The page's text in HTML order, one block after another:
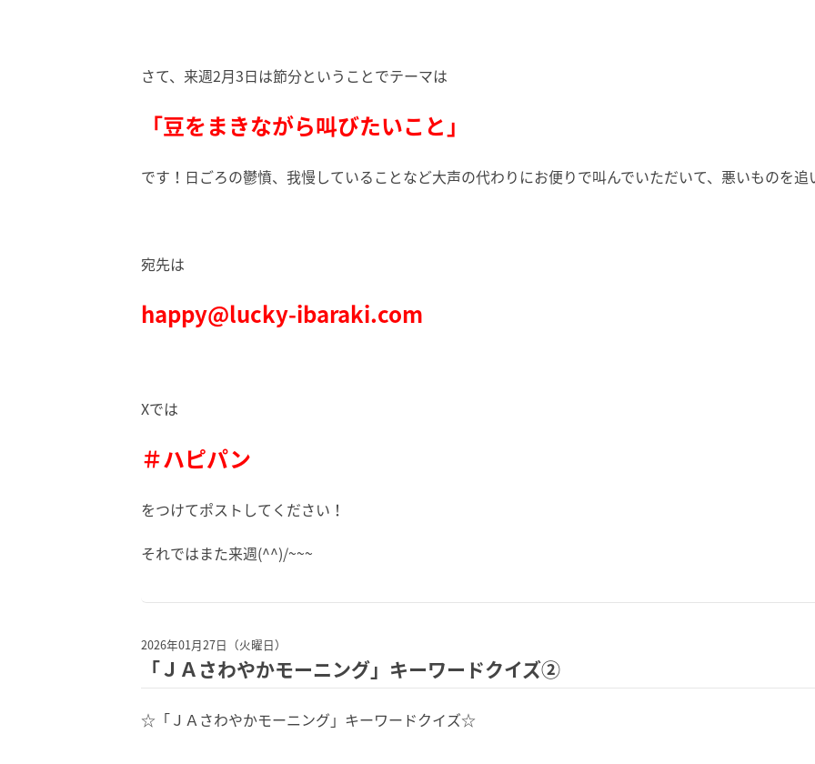
さて、来週2月3日は節分ということでテーマは
「豆をまきながら叫びたいこと」
です！日ごろの鬱憤、我慢していることなど大声の代わりにお便りで叫んでいただいて、悪いものを追
宛先は
happy@lucky-ibaraki.com
Xでは
＃ハピパン
をつけてポストしてください！
それではまた来週(^^)/~~~
2026年01月27日（火曜日）
「ＪＡさわやかモーニング」キーワードクイズ②
☆「ＪＡさわやかモーニング」キーワードクイズ☆